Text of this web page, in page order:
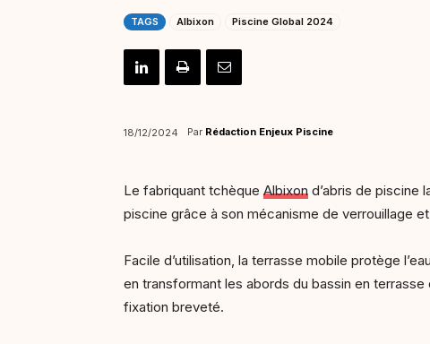
TAGS Albixon Piscine Global 2024
18/12/2024 Par Rédaction Enjeux Piscine
Le fabriquant tchèque Albixon d’abris de piscine
piscine grâce à son mécanisme de verrouillage
Facile d’utilisation, la terrasse mobile protège
en transformant les abords du bassin en
fixation breveté.